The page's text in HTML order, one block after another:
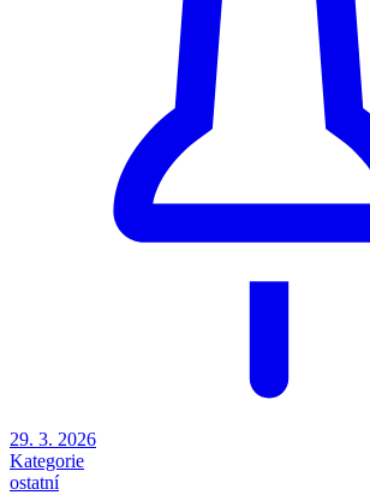
29. 3. 2026
Kategorie
ostatní